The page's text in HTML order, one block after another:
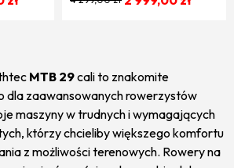
MTB 29cali to znakomite
dla zaawansowanych rowerzystów
maszyny w trudnych i wymagających
którzy chcieliby większego komfortu
z możliwości terenowych. Rowery na